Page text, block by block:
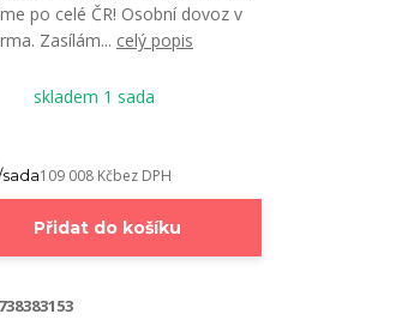
po celé ČR! Osobní dovoz v
Zasílám... celý popis
skladem 1 sada
sada109 008 Kčbez DPH
Přidat do košíku